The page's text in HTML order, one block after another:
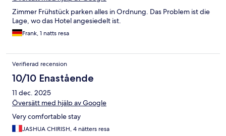
Zimmer Frühstück parken alles in Ordnung. Das Problem ist die
Lage, wo das Hotel angesiedelt ist.
Frank, 1 natts resa
Verifierad recension
10/10 Enastående
11 dec. 2025
Översätt med hjälp av Google
Very comfortable stay
JASHUA CHIRISH, 4 nätters resa